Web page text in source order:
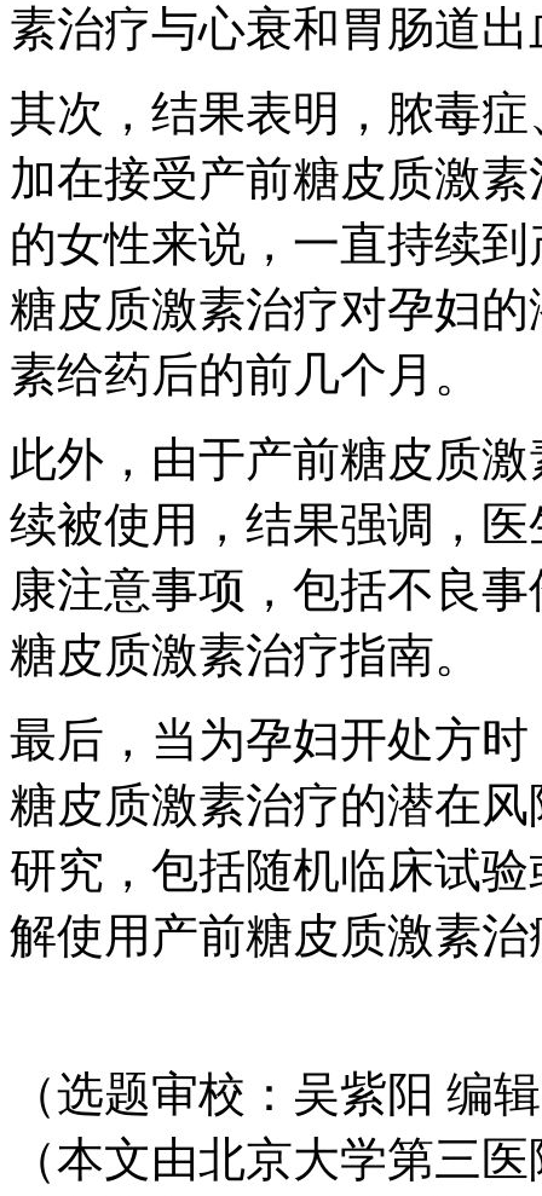
素治疗与心衰和胃肠道
其次，结果表明，脓毒
加在接受产前糖皮质激
的女性来说，一直持续
糖皮质激素治疗对孕妇
素给药后的前几个月。
此外，由于产前糖皮质
续被使用，结果强调，
康注意事项，包括不良
糖皮质激素治疗指南。
最后，当为孕妇开处方
糖皮质激素治疗的潜在
研究，包括随机临床试
解使用产前糖皮质激素
（选题审校：吴紫阳 编
（本文由北京大学第三